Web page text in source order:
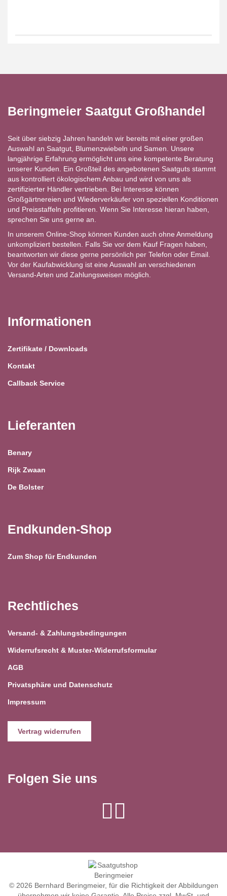
Beringmeier Saatgut Großhandel
Seit über siebzig Jahren handeln wir bereits mit einer großen
Auswahl an Saatgut, Blumenzwiebeln und Samen. Unsere
langjährige Erfahrung ermöglicht uns eine kompetente Beratung
unserer Kunden. Ein Großteil des angebotenen Saatguts stammt
aus kontrolliert ökologischem Anbau und wird von uns als
zertifizierter Händler vertrieben. Bei Interesse können
Großgärtnereien und Wiederverkäufer von speziellen Konditionen
und Preisstaffeln profitieren. Wenn Sie Interesse hieran haben,
sprechen Sie uns gerne an.
In unserem Online-Shop können Kunden auch ohne Anmeldung
unkompliziert bestellen. Falls Sie vor dem Kauf Fragen haben,
beantworten wir diese gerne persönlich per Telefon oder Email.
Vor der Kaufabwicklung ist eine Auswahl an verschiedenen
Versand-Arten und Zahlungsweisen möglich.
Informationen
Zertifikate / Downloads
Kontakt
Callback Service
Lieferanten
Benary
Rijk Zwaan
De Bolster
Endkunden-Shop
Zum Shop für Endkunden
Rechtliches
Versand- & Zahlungsbedingungen
Widerrufsrecht & Muster-Widerrufsformular
AGB
Privatsphäre und Datenschutz
Impressum
Vertrag widerrufen
Folgen Sie uns
© 2026 Bernhard Beringmeier, für die Richtigkeit der Abbildungen